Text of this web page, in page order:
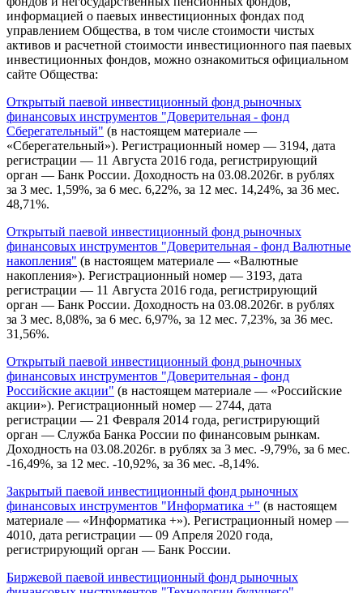
информацией о паевых инвестиционных фондах под
управлением Общества, в том числе стоимости чистых
активов и расчетной стоимости инвестиционного пая паевых
инвестиционных фондов, можно ознакомиться официальном
сайте Общества:
Открытый паевой инвестиционный фонд рыночных
финансовых инструментов "Доверительная - фонд
Сберегательный" (в настоящем материале —
«Сберегательный»). Регистрационный номер — 3194, дата
регистрации — 11 Августа 2016 года, регистрирующий
орган — Банк России. Доходность на 03.08.2026г. в рублях
за 3 мес. 1,59%, за 6 мес. 6,22%, за 12 мес. 14,24%, за 36 мес.
48,71%.
Открытый паевой инвестиционный фонд рыночных
финансовых инструментов "Доверительная - фонд Валютные
накопления" (в настоящем материале — «Валютные
накопления»). Регистрационный номер — 3193, дата
регистрации — 11 Августа 2016 года, регистрирующий
орган — Банк России. Доходность на 03.08.2026г. в рублях
за 3 мес. 8,08%, за 6 мес. 6,97%, за 12 мес. 7,23%, за 36 мес.
31,56%.
Открытый паевой инвестиционный фонд рыночных
финансовых инструментов "Доверительная - фонд
Российские акции" (в настоящем материале — «Российские
акции»). Регистрационный номер — 2744, дата
регистрации — 21 Февраля 2014 года, регистрирующий
орган — Служба Банка России по финансовым рынкам.
Доходность на 03.08.2026г. в рублях за 3 мес. -9,79%, за 6 мес.
-16,49%, за 12 мес. -10,92%, за 36 мес. -8,14%.
Закрытый паевой инвестиционный фонд рыночных
финансовых инструментов "Информатика +" (в настоящем
материале — «Информатика +»). Регистрационный номер —
4010, дата регистрации — 09 Апреля 2020 года,
регистрирующий орган — Банк России.
Биржевой паевой инвестиционный фонд рыночных